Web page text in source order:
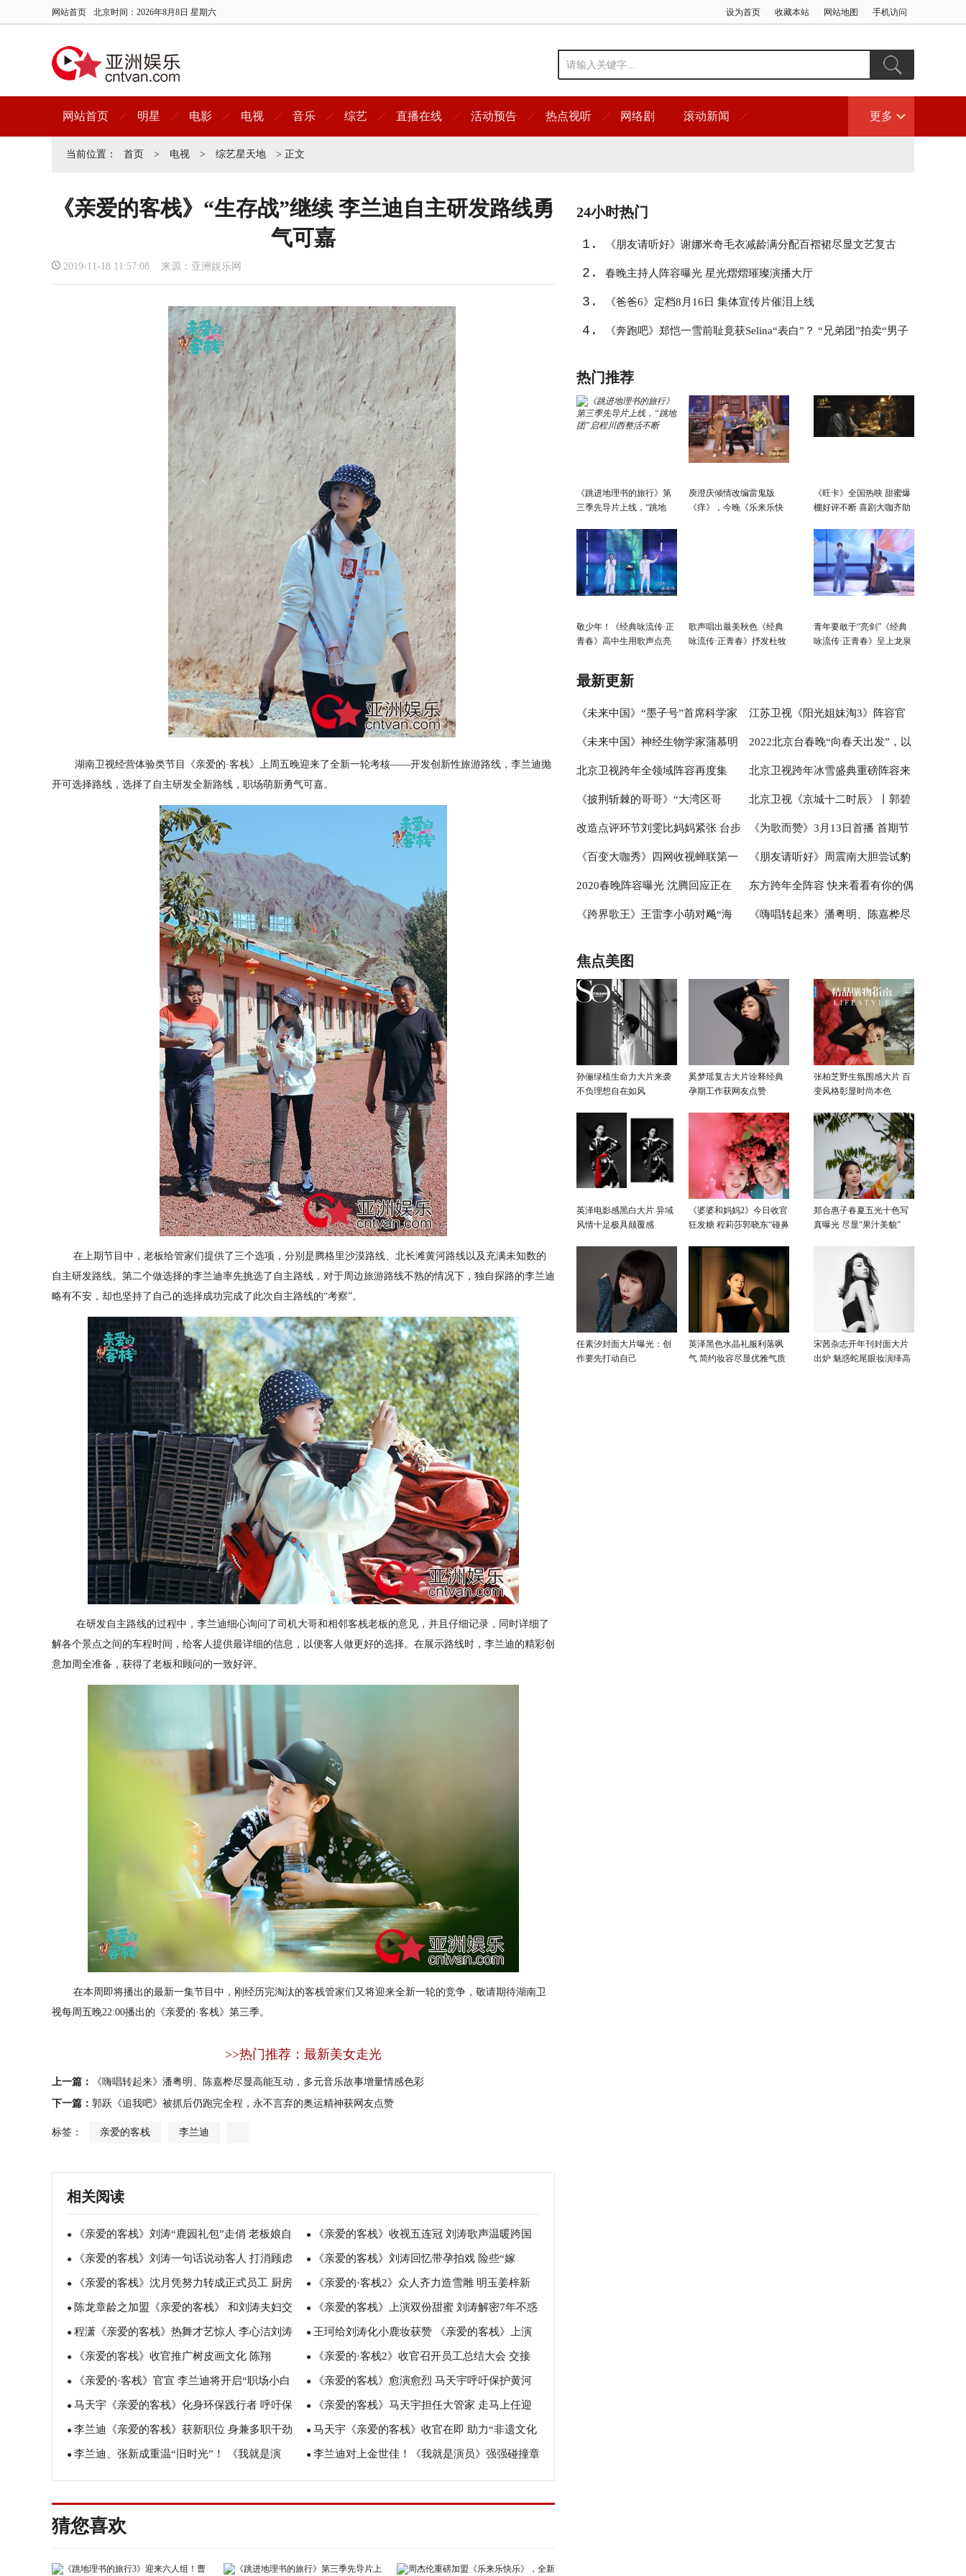
网站首页 北京时间： 2026年8月8日 星期六 设为首页 收藏本站 网站地图 手机访问
网站首页 明星 电影 电视 音乐 综艺 直播在线 活动预告 热点视听 网络剧 滚动新闻 更多
当前位置： 首页 > 电视 > 综艺星天地 > 正文
《亲爱的客栈》“生存战”继续 李兰迪自主研发路线勇
气可嘉
2019-11-18 11:57:08 来源：亚洲娱乐网
湖南卫视经营体验类节目《亲爱的·客栈》上周五晚迎来了全新一轮考核——开发创新性旅游路线，李兰迪抛
开可选择路线，选择了自主研发全新路线，职场萌新勇气可嘉。
在上期节目中，老板给管家们提供了三个选项，分别是腾格里沙漠路线、北长滩黄河路线以及充满未知数的
自主研发路线。第二个做选择的李兰迪率先挑选了自主路线，对于周边旅游路线不熟的情况下，独自探路的李兰迪
略有不安，却也坚持了自己的选择成功完成了此次自主路线的“考察”。
在研发自主路线的过程中，李兰迪细心询问了司机大哥和相邻客栈老板的意见，并且仔细记录，同时详细了
解各个景点之间的车程时间，给客人提供最详细的信息，以便客人做更好的选择。在展示路线时，李兰迪的精彩创
意加周全准备，获得了老板和顾问的一致好评。
在本周即将播出的最新一集节目中，刚经历完淘汰的客栈管家们又将迎来全新一轮的竞争，敬请期待湖南卫
视每周五晚22:00播出的《亲爱的·客栈》第三季。
>>热门推荐：最新美女走光
上一篇：
《嗨唱转起来》潘粤明、陈嘉桦尽显高能互动，多元音乐故事增量情感色彩
下一篇： 郭跃《追我吧》被抓后仍跑完全程，永不言弃的奥运精神获网友点赞
标签： 亲爱的客栈 李兰迪
相关阅读
● 《亲爱的客栈》刘涛“鹿园礼包”走俏 老板娘自
掏腰包购置
● 《亲爱的客栈》收视五连冠 刘涛歌声温暖跨国
恋人
● 《亲爱的客栈》刘涛一句话说动客人 打消顾虑
勇敢生二胎
● 《亲爱的客栈》刘涛回忆带孕拍戏 险些“嫁
给”救命摄像师
● 《亲爱的客栈》沈月凭努力转成正式员工 厨房
首秀吓成表情包
● 《亲爱的·客栈2》众人齐力造雪雕 明玉姜梓新
埋头干活获赞
● 陈龙章龄之加盟《亲爱的客栈》 和刘涛夫妇交
流夫妻经
● 《亲爱的客栈》上演双份甜蜜 刘涛解密7年不惑
之谜
● 程潇《亲爱的客栈》热舞才艺惊人 李心洁刘涛
畅聊姐妹情
● 王珂给刘涛化小鹿妆获赞 《亲爱的客栈》上演
鹿妆T台秀
● 《亲爱的客栈》收官推广树皮画文化 陈翔
回“家”颁奖
● 《亲爱的·客栈2》收官召开员工总结大会 交接
仪式引刘涛落泪
● 《亲爱的·客栈》官宣 李兰迪将开启“职场小白
进阶记”
● 《亲爱的客栈》愈演愈烈 马天宇呼吁保护黄河
古村落
● 马天宇《亲爱的客栈》化身环保践行者 呼吁保
护黄河获官媒点赞
● 《亲爱的客栈》马天宇担任大管家 走马上任迎
来全新挑战
● 李兰迪《亲爱的客栈》获新职位 身兼多职干劲
满满
● 马天宇《亲爱的客栈》收官在即 助力“非遗文化
节”不忘公益初心
● 李兰迪、张新成重温“旧时光”！ 《我就是演
员》开启“演技盛宴”口碑再飙升
● 李兰迪对上金世佳！《我就是演员》强强碰撞章
子怡难掩欣喜“使劲夸”
猜您喜欢
24小时热门
1. 《朋友请听好》谢娜米奇毛衣减龄满分配百褶裙尽显文艺复古
2. 春晚主持人阵容曝光 星光熠熠璀璨演播大厅
3. 《爸爸6》定档8月16日 集体宣传片催泪上线
4. 《奔跑吧》郑恺一雪前耻竟获Selina“表白”？ “兄弟团”拍卖“男子
热门推荐
《跳进地理书的旅行》第
三季先导片上线，“跳地
庾澄庆倾情改编雷鬼版
《痒》，今晚《乐来乐快
《旺卡》全国热映 甜蜜爆
棚好评不断 喜剧大咖齐助
敬少年！《经典咏流传·正
青春》高中生用歌声点亮
歌声唱出最美秋色《经典
咏流传·正青春》抒发杜牧
青年要敢于“亮剑”《经典
咏流传·正青春》呈上龙泉
最新更新
《未来中国》“墨子号”首席科学家
潘建伟引领科技前沿 科学青年还
原“恐怖实验”
江苏卫视《阳光姐妹淘3》阵容官
宣 开启嗨夏环岛季
《未来中国》神经生物学家蒲慕明
揭秘“科技创新2030重大项目--脑科
学与类脑研究” 科学青年团探索“神
秘大脑”
2022北京台春晚“向春天出发”，以
中国元素喜迎“双奥”
北京卫视跨年全领域阵容再度集
结，冰雪盛典联欢喜迎冬奥时间
北京卫视跨年冰雪盛典重磅阵容来
袭 奥运冠军组团助阵迎冬奥
《披荆斩棘的哥哥》“大湾区哥
哥”展乐器才能 赵文卓练舞显肌肉
线条
北京卫视《京城十二时辰》丨郭碧
婷向佐感受“金婚”甜蜜 悦悦姜帅打
卡“火星基地”
改造点评环节刘雯比妈妈紧张 台步
考核两位妈妈无缘大秀
《为歌而赞》3月13日首播 首期节
目抖音观看突破5100万
《百变大咖秀》四网收视蝉联第一
杨迪模仿GAI细节到位赢广泛认可
《朋友请听好》周震南大胆尝试豹
纹V领衬衫，又野又乖自带高级感
2020春晚阵容曝光 沈腾回应正在
备战央视春晚
东方跨年全阵容 快来看看有你的偶
像吗？
《跨界歌王》王雷李小萌对飚“海 《嗨唱转起来》潘粤明、陈嘉桦尽
焦点美图
孙俪绿植生命力大片来袭
不负理想自在如风
奚梦瑶复古大片诠释经典
孕期工作获网友点赞
张柏芝野生氛围感大片 百
变风格彰显时尚本色
英泽电影感黑白大片 异域
风情十足极具颠覆感
《婆婆和妈妈2》今日收官
狂发糖 程莉莎郭晓东“碰鼻
郑合惠子春夏五光十色写
真曝光 尽显“果汁美貌”
任素汐封面大片曝光：创
作要先打动自己
英泽黑色水晶礼服利落飒
气 简约妆容尽显优雅气质
宋茜杂志开年刊封面大片
出炉 魅惑蛇尾眼妆演绎高